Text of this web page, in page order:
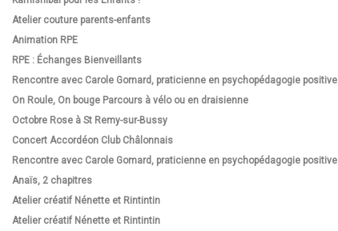
Atelier couture parents-enfants
Animation RPE
RPE : Échanges Bienveillants
Rencontre avec Carole Gomard, praticienne en psychopédagogie positive
On Roule, On bouge Parcours à vélo ou en draisienne
Octobre Rose à St Remy-sur-Bussy
Concert Accordéon Club Châlonnais
Rencontre avec Carole Gomard, praticienne en psychopédagogie positive
Anaïs, 2 chapitres
Atelier créatif Nénette et Rintintin
Atelier créatif Nénette et Rintintin